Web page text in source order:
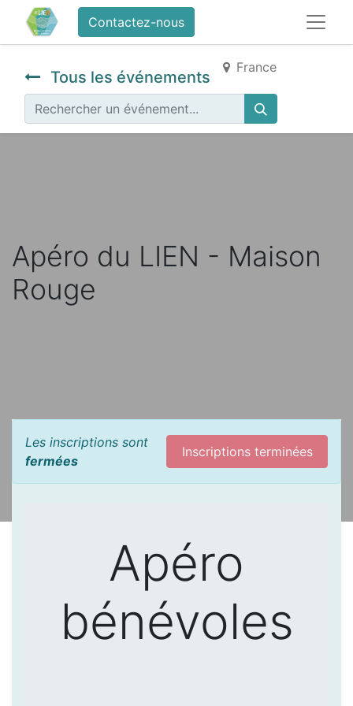
Contactez-nous
Tous les événements
France
Apéro du LIEN - Maison
Rouge
Les inscriptions sont
fermées
Inscriptions terminées
Apéro
bénévoles